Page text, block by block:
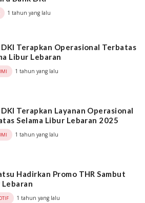
1 tahun yang lalu
DKI Terapkan Operasional Terbatas
Libur Lebaran
1 tahun yang lalu
DKI Terapkan Layanan Operasional
Selama Libur Lebaran 2025
1 tahun yang lalu
Hadirkan Promo THR Sambut
1 tahun yang lalu